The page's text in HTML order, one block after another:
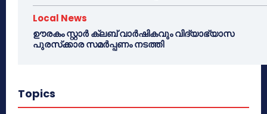
Local News
ഊരകം സ്റ്റാർ ക്ലബ് വാർഷികവും വിദ്യാഭ്യാസ
പുരസ്‌ക്കാര സമർപ്പണം നടത്തി
Topics